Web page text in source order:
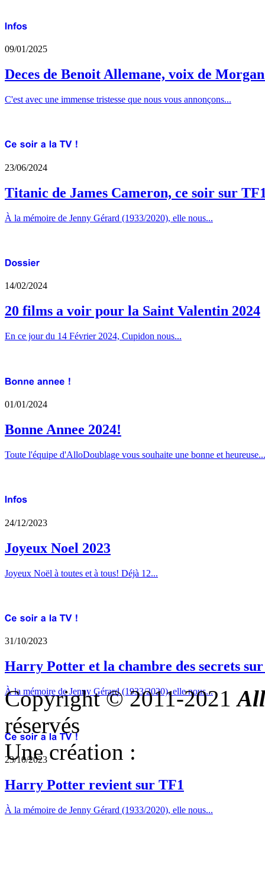
09/01/2025
Deces de Benoit Allemane, voix de
C'est avec une immense tristesse que nous vous annonçons...
23/06/2024
Titanic de James Cameron, ce soir sur
À la mémoire de Jenny Gérard (1933/2020), elle nous...
14/02/2024
20 films a voir pour la Saint Valentin 2024
En ce jour du 14 Février 2024, Cupidon nous...
01/01/2024
Bonne Annee 2024!
Toute l'équipe d'AlloDoublage vous souhaite une bonne et heureuse...
24/12/2023
Joyeux Noel 2023
Joyeux Noël à toutes et à tous! Déjà 12...
31/10/2023
Harry Potter et la chambre des secrets
À la mémoire de Jenny Gérard (1933/2020), elle nous...
23/10/2023
Harry Potter revient sur TF1
À la mémoire de Jenny Gérard (1933/2020), elle nous...
Copyright © 2011-2021
réservés
Une création :